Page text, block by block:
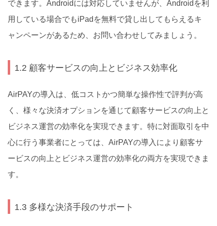
できます。Androidには対応していませんが、Androidを利
用している場合でもiPadを無料で貸し出してもらえるキ
ャンペーンがあるため、お問い合わせしてみましょう。
1.2 顧客サービスの向上とビジネス効率化
AirPAYの導入は、低コストかつ簡単な操作性で評判が高
く、様々な決済オプションを通じて顧客サービスの向上と
ビジネス運営の効率化を実現できます。特に対面取引を中
心に行う事業者にとっては、AirPAYの導入により顧客サ
ービスの向上とビジネス運営の効率化の両方を実現できま
す。
1.3 多様な決済手段のサポート